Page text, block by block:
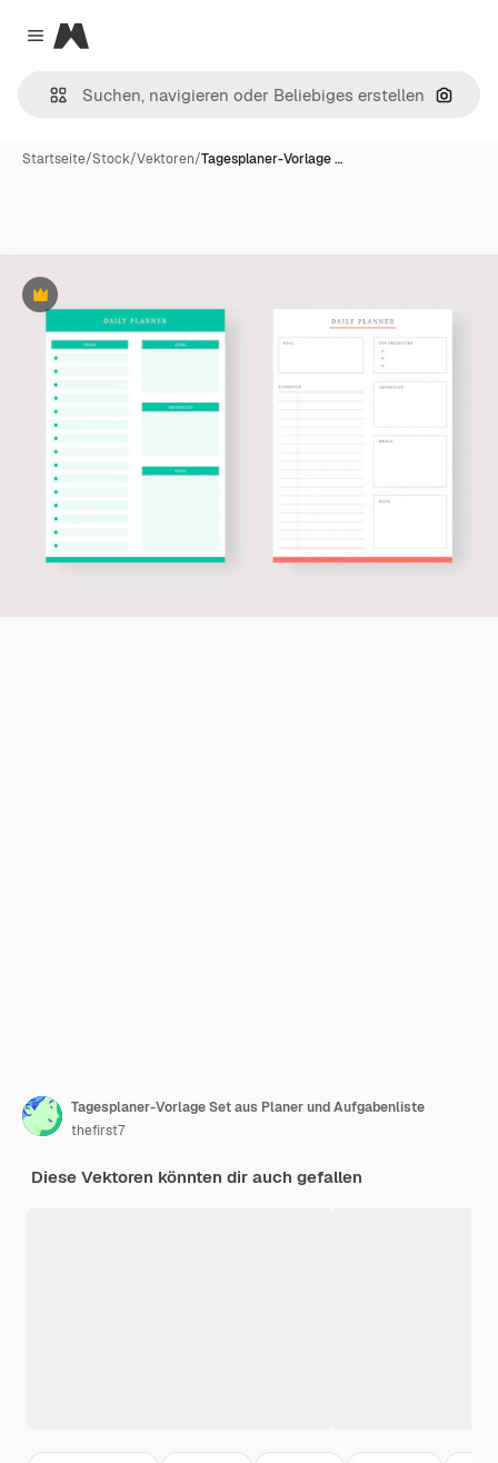
Close menu
Magnific
Nach
Startseite/Stock/Vektoren/Tagesplaner-Vorlage …
Premium
Tagesplaner-Vorlage Set aus Planer und Aufgabenliste
thefirst7
Diese Vektoren könnten dir auch gefallen